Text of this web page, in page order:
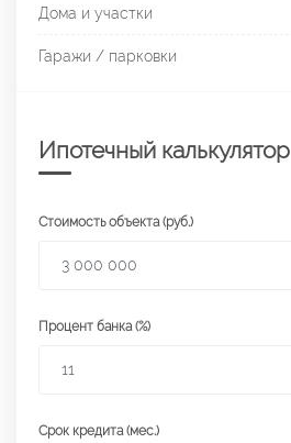
Дома и участки
Гаражи / парковки
Ипотечный калькулятор
Стоимость объекта (руб.)
Процент банка (%)
Срок кредита (мес.)